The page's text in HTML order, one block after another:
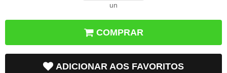
un
COMPRAR
ADICIONAR AOS FAVORITOS